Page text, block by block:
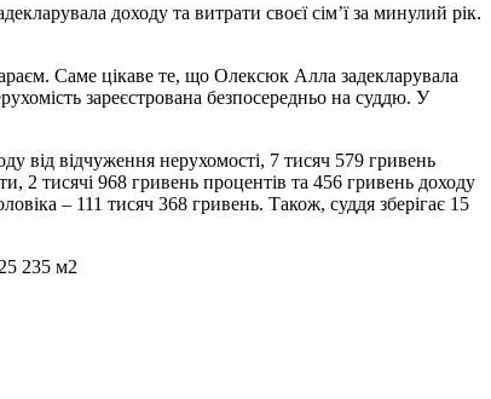
доходу та витрати своєї сім’ї за минулий рік.
Саме цікаве те, що Олексюк Алла задекларувала
зареєстрована безпосередньо на суддю. У
від відчуження нерухомості, 7 тисяч 579 гривень
2 тисячі 968 гривень процентів та 456 гривень доходу
– 111 тисяч 368 гривень. Також, суддя зберігає 15
235 м2